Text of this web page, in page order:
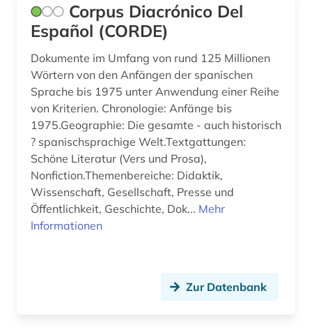
literatur (4)
literaturwissenschaft (36)
lusitanistik (27)
madrid (1)
medienwissenschaft (20)
medizin (1)
mehrsprachig (1)
mexiko (4)
Corpus Diacrónico Del
Español (CORDE)
Dokumente im Umfang von rund 125 Millionen
Wörtern von den Anfängen der spanischen
Sprache bis 1975 unter Anwendung einer Reihe
von Kriterien. Chronologie: Anfänge bis
1975.Geographie: Die gesamte - auch historisch
? spanischsprachige Welt.Textgattungen:
Schöne Literatur (Vers und Prosa),
Nonfiction.Themenbereiche: Didaktik,
Wissenschaft, Gesellschaft, Presse und
Öffentlichkeit, Geschichte, Dok... Mehr
Informationen
Zur Datenbank